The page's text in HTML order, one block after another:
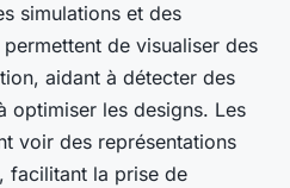
simulations et des
de visualiser des
aidant à détecter des
optimiser les designs. Les
voir des représentations
facilitant la prise de